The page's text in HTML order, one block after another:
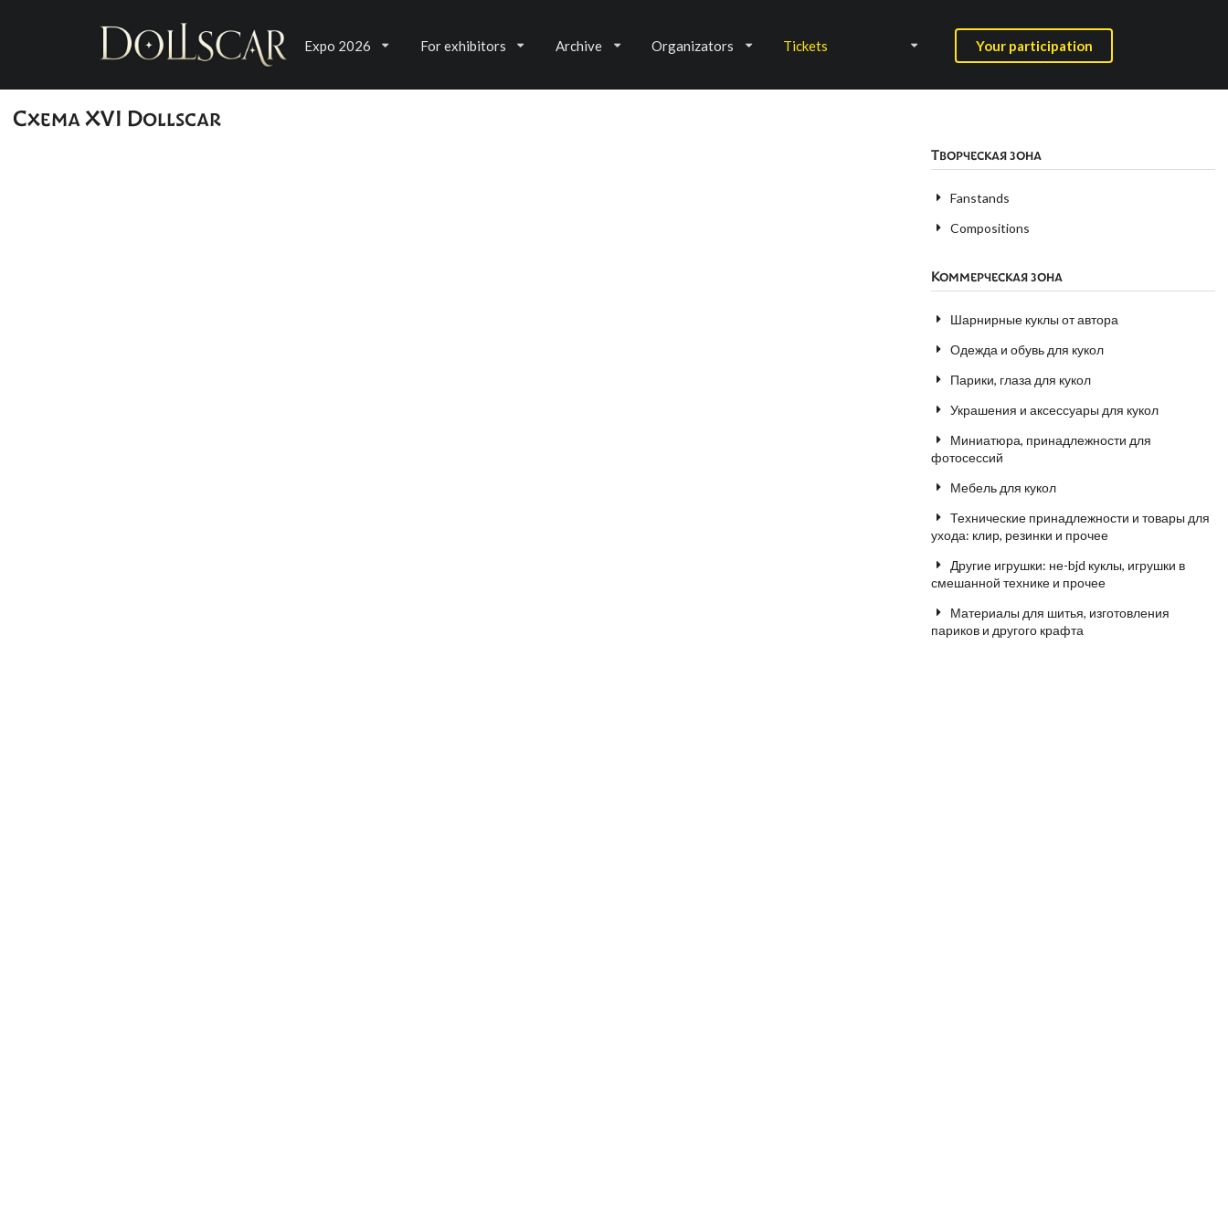
Expo 2026 For exhibitors Archive Organizators Tickets Your participation
Схема XVI Dollscar
Творческая зона
Fanstands
Compositions
Коммерческая зона
Шарнирные куклы от автора
Одежда и обувь для кукол
Парики, глаза для кукол
Украшения и аксессуары для кукол
Миниатюра, принадлежности для
фотосессий
Мебель для кукол
Технические принадлежности и товары для
ухода: клир, резинки и прочее
Другие игрушки: не-bjd куклы, игрушки в
смешанной технике и прочее
Материалы для шитья, изготовления
париков и другого крафта